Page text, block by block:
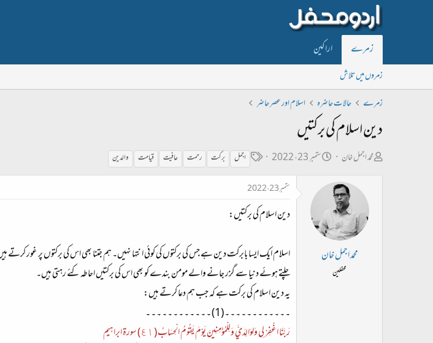
زمرے اراکین
زمروں میں تلاش
زمرے
حالات حاضرہ اسلام اور عصر حاضر
دین اسلام کی برکتیں
ص
ب
محمد اجمل خان
ت
ر
خ
ب
ستمبر 23، 2022
ی
گ
اجمل برکت رحمت عافیت قیامت والدین
محمد اجمل خان
محفلین
ستمبر 23، 2022
دین اسلام کی برکتیں:
اسلام ایک ایسا بابرکت دین ہے جس کی برکتوں کی کوئی انتہا نہیں۔ ہم جتنا بھی اس کی برکتوں پر غور
چلتے ہوئے دنیا سے گزر جانے والے مومن بندے کو بھی اس کی برکتیں احاطہ کئے رہتی ہیں۔
یہ دین اسلام کی برکت ہے کہ جب ہم دعا کرتے ہیں:
۔ ۔ ۔ ۔ ۔ ۔ ۔ ۔ ۔ ۔ ۔ ۔ (1) ۔ ۔ ۔ ۔ ۔ ۔ ۔ ۔ ۔ ۔ ۔ ۔
رَبَّنَا اغْفِرْ لِي وَلِوَالِدَيَّ وَلِلْمُؤْمِنِينَ يَوْمَ يَقُومُ الْحِسَابُ (٤١) سورة ابراهيم